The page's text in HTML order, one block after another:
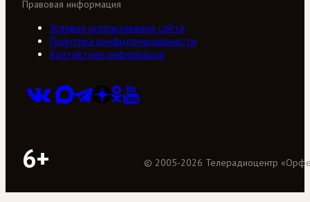
Правовая информация
Условия использования сайта
Политика конфиденциальности
Контактная информация
6+ © 2005-2026 Телерадиоцентр